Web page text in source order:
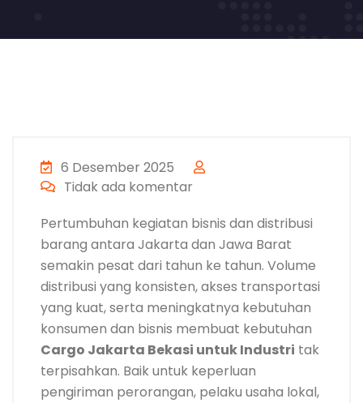
6 Desember 2025
Tidak ada komentar
Pertumbuhan kegiatan bisnis dan distribusi
barang antara Jakarta dan Jawa Barat
semakin pesat dari tahun ke tahun. Volume
distribusi yang konsisten, akses transportasi
yang kuat, serta meningkatnya kebutuhan
konsumen dan bisnis membuat kebutuhan
Cargo Jakarta Bekasi untuk Industri tak
terpisahkan. Baik untuk keperluan
pengiriman perorangan, pelaku usaha lokal,